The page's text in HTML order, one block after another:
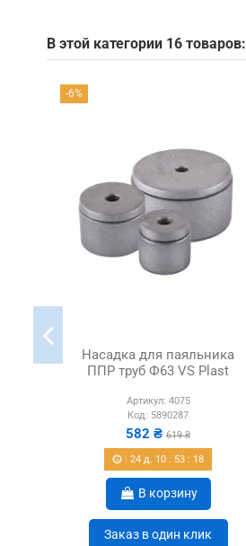
В этой категории 16 товаров:
-6%
Насадка для паяльника
ППР труб Ф63 VS Plast
Артикул: 4075
Код: 5890287
582 ₴ 619 ₴
24 д. 10 : 53 : 17
В корзину
Заказ в один клик